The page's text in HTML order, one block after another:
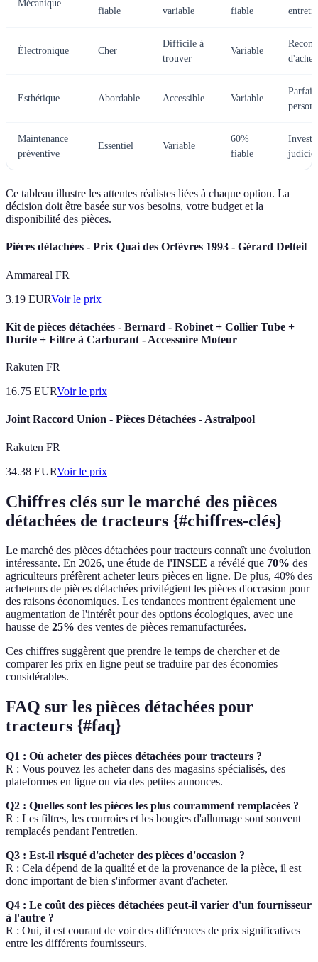
Mécanique
fiable
variable
fiable
Électronique Cher
Difficile à
trouver
Variable
Esthétique Abordable Accessible Variable
Parfait
Maintenance
préventive
Essentiel Variable
60%
fiable
Ce tableau illustre les attentes réalistes liées à chaque option. La
décision doit être basée sur vos besoins, votre budget et la
disponibilité des pièces.
Pièces détachées - Prix Quai des Orfèvres 1993 - Gérard Delteil
Ammareal FR
3.19 EURVoir le prix
Kit de pièces détachées - Bernard - Robinet + Collier Tube +
Durite + Filtre à Carburant - Accessoire Moteur
Rakuten FR
16.75 EURVoir le prix
Joint Raccord Union - Pièces Détachées - Astralpool
Rakuten FR
34.38 EURVoir le prix
Chiffres clés sur le marché des pièces
détachées de tracteurs {#chiffres-clés}
Le marché des pièces détachées pour tracteurs connaît une évolution
intéressante. En 2026, une étude de l'INSEE a révélé que 70% des
agriculteurs préfèrent acheter leurs pièces en ligne. De plus, 40% des
acheteurs de pièces détachées privilégient les pièces d'occasion pour
des raisons économiques. Les tendances montrent également une
augmentation de l'intérêt pour des options écologiques, avec une
hausse de 25% des ventes de pièces remanufacturées.
Ces chiffres suggèrent que prendre le temps de chercher et de
comparer les prix en ligne peut se traduire par des économies
considérables.
FAQ sur les pièces détachées pour
tracteurs {#faq}
Q1 : Où acheter des pièces détachées pour tracteurs ?
R : Vous pouvez les acheter dans des magasins spécialisés, des
plateformes en ligne ou via des petites annonces.
Q2 : Quelles sont les pièces les plus couramment remplacées ?
R : Les filtres, les courroies et les bougies d'allumage sont souvent
remplacés pendant l'entretien.
Q3 : Est-il risqué d'acheter des pièces d'occasion ?
R : Cela dépend de la qualité et de la provenance de la pièce, il est
donc important de bien s'informer avant d'acheter.
Q4 : Le coût des pièces détachées peut-il varier d'un fournisseur
à l'autre ?
R : Oui, il est courant de voir des différences de prix significatives
entre les différents fournisseurs.